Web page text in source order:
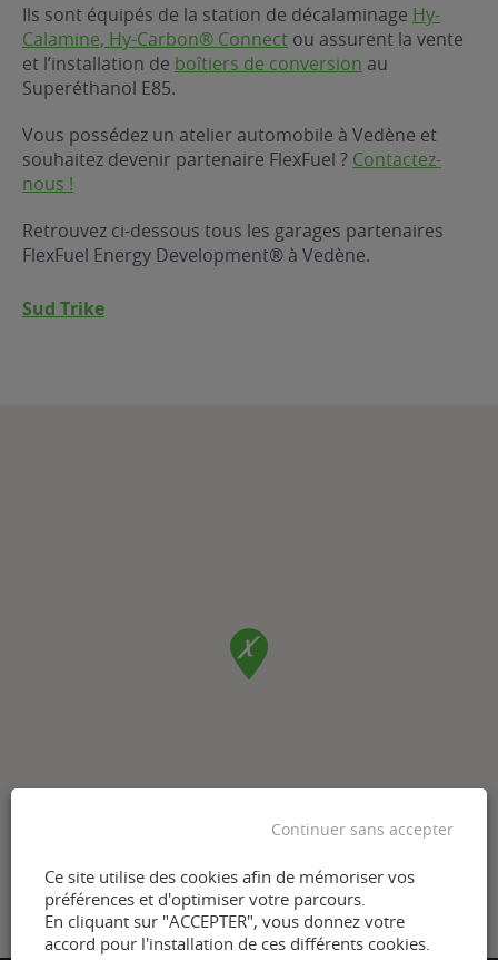
?
gratuit
?
Ils sont équipés de la station de décalaminage Hy-
Calamine, Hy-Carbon® Connect ou assurent la vente
et l’installation de boîtiers de conversion au
Superéthanol E85.
Vous possédez un atelier automobile à Vedène et
souhaitez devenir partenaire FlexFuel ? Contactez-
nous !
Retrouvez ci-dessous tous les garages partenaires
FlexFuel Energy Development® à Vedène.
Sud Trike
Ce site utilise des cookies afin de mémoriser vos
préférences et d'optimiser votre parcours.
En cliquant sur "ACCEPTER", vous donnez votre
accord pour l'installation de ces différents cookies.
Continuer sans accepter